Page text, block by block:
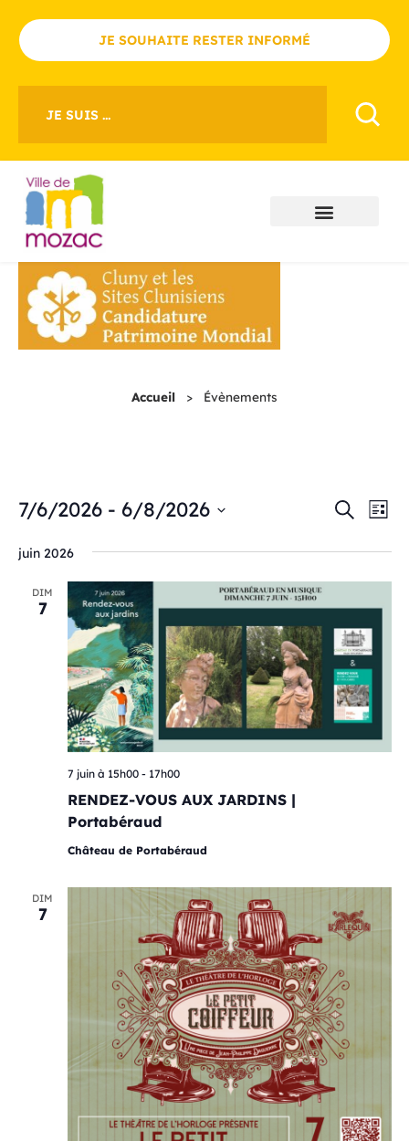
JE SOUHAITE RESTER INFORMÉ
JE SUIS ...
Accueil > Évènements
ET
DE
VUES
Recherche
Liste
7/6/2026 - 6/8/2026
une
juin 2026
DIM
7
RENDEZ-VOUS AUX JARDINS |
Portabéraud
7 juin à 15h00- 17h00
Château de Portabéraud
DIM
7